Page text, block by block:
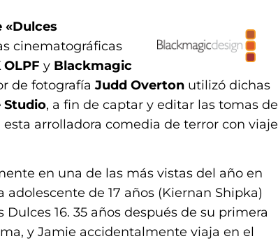
«Dulces
cinematográficas
y Blackmagic
de fotografíaJudd Overton utilizó dichas
Studio, a fin de captar y editar las tomas de
arrolladora comedia de terror con viaje
en una de las más vistas del año en
de 17 años (Kiernan Shipka)
16. 35 años después de su primera
y Jamie accidentalmente viaja en el